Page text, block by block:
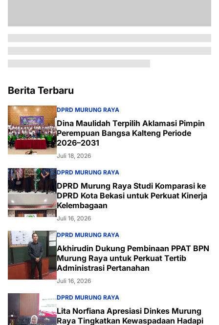
Berita Terbaru
DPRD MURUNG RAYA
Dina Maulidah Terpilih Aklamasi Pimpin
Perempuan Bangsa Kalteng Periode
2026–2031
Juli 18, 2026
DPRD MURUNG RAYA
DPRD Murung Raya Studi Komparasi ke
DPRD Kota Bekasi untuk Perkuat Kinerja
Kelembagaan
Juli 16, 2026
DPRD MURUNG RAYA
Akhirudin Dukung Pembinaan PPAT BPN
Murung Raya untuk Perkuat Tertib
Administrasi Pertanahan
Juli 16, 2026
DPRD MURUNG RAYA
Lita Norfiana Apresiasi Dinkes Murung
Raya Tingkatkan Kewaspadaan Hadapi